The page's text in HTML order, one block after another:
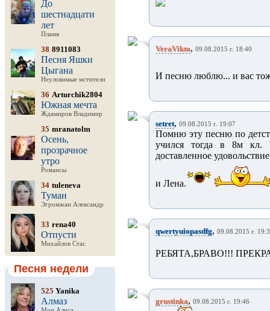
До
шестнадцати
лет
Пламя
38 8911083
Песня Яшки
Цыгана
Неуловимые мстители
36 Arturchik2804
Южная мечта
Ждамиров Владимир
35 mranatolm
Осень,
прозрачное
утро
Романсы
34 tuleneva
Туман
Эгромжан Александр
33 rena40
Отпусти
Михайлов Стас
Песня недели
525 Yanika
Алмаз
VeraVikto, 09.08.2015 г. 18:40
И песню люблю... и вас
setret, 09.08.2015 г. 19:07
Помню эту песню по
учился тогда в 8м кл.
доставленное
и Лена.
qwertyuiopasdfg, 09.08.2015 г.
РЕБЯТА,БРАВО!!!
grustinka, 09.08.2015 г. 19:46